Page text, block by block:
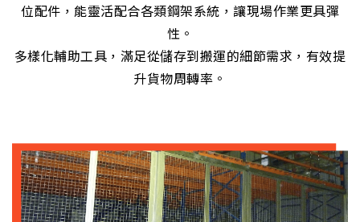
位配件，能靈活配合各類鋼架系統，讓現場作業更具彈
性。
多樣化輔助工具，滿足從儲存到搬運的細節需求，有效提
升貨物周轉率。